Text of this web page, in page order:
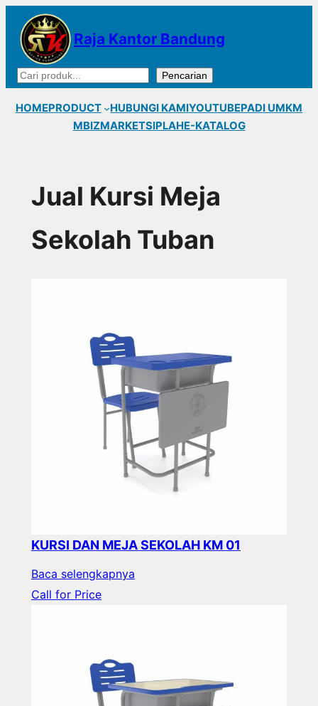
Lewati
konten
Raja Kantor Bandung
Cari Pencarian
HOMEPRODUCT HUBUNGI KAMIYOUTUBEPADI UMKM
MBIZMARKETSIPLAHE-KATALOG
Jual Kursi Meja
Sekolah Tuban
KURSI DAN MEJA SEKOLAH KM 01
Baca selengkapnya
Call for Price